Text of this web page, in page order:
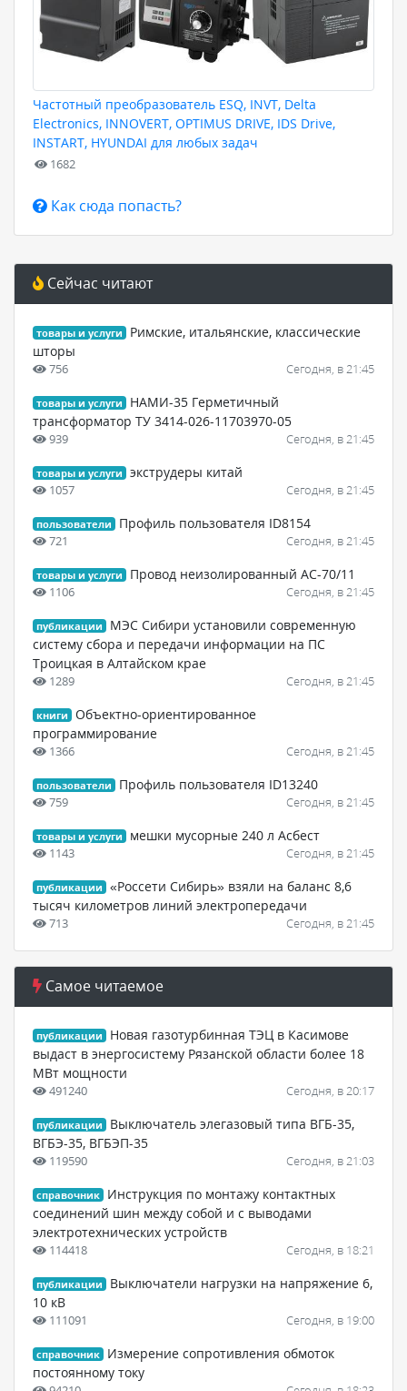
Частотный преобразователь ESQ, INVT, Delta
Electronics, INNOVERT, OPTIMUS DRIVE, IDS Drive,
INSTART, HYUNDAI для любых задач
1682
Как сюда попасть?
Сейчас читают
товары и услуги
Римские, итальянские, классические
шторы
756 Сегодня, в 21:45
товары и услуги
НАМИ-35 Герметичный
трансформатор ТУ 3414-026-11703970-05
939 Сегодня, в 21:45
товары и услуги экструдеры китай
1057 Сегодня, в 21:45
пользователи Профиль пользователя ID8154
721 Сегодня, в 21:45
товары и услуги Провод неизолированный АС-70/11
1106 Сегодня, в 21:45
публикации
МЭС Сибири установили современную
систему сбора и передачи информации на ПС
Троицкая в Алтайском крае
1289 Сегодня, в 21:45
книги
Объектно-ориентированное
программирование
1366 Сегодня, в 21:45
пользователи Профиль пользователя ID13240
759 Сегодня, в 21:45
товары и услуги мешки мусорные 240 л Асбест
1143 Сегодня, в 21:45
публикации
«Россети Сибирь» взяли на баланс 8,6
тысяч километров линий электропередачи
713 Сегодня, в 21:45
Самое читаемое
публикации
Новая газотурбинная ТЭЦ в Касимове
выдаст в энергосистему Рязанской области более 18
МВт мощности
491240 Сегодня, в 20:17
публикации
Выключатель элегазовый типа ВГБ-35,
ВГБЭ-35, ВГБЭП-35
119590 Сегодня, в 21:03
справочник
Инструкция по монтажу контактных
соединений шин между собой и с выводами
электротехнических устройств
114418 Сегодня, в 18:21
публикации
Выключатели нагрузки на напряжение 6,
10 кВ
111091 Сегодня, в 19:00
справочник
Измерение сопротивления обмоток
постоянному току